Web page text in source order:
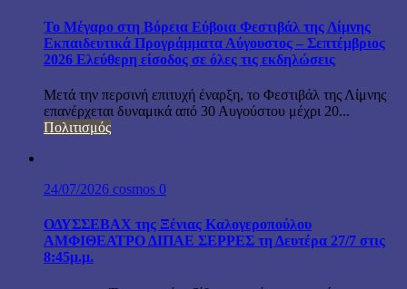
Το Μέγαρο στη Βόρεια Εύβοια Φεστιβάλ της Λίμνης
Εκπαιδευτικά Προγράμματα Αύγουστος – Σεπτέμβριος
2026 Ελεύθερη είσοδος σε όλες τις εκδηλώσεις
Μετά την περσινή επιτυχή έναρξη, το Φεστιβάλ της Λίμνης
επανέρχεται δυναμικά από 30 Αυγούστου μέχρι 20...
Πολιτισμός
24/07/2026 cosmos 0
ΟΔΥΣΣΕΒΑΧ της Ξένιας Καλογεροπούλου
ΑΜΦΙΘΕΑΤΡΟ ΔΙΠΑΕ ΣΕΡΡΕΣ τη Δευτέρα 27/7 στις
8:45μ.μ.